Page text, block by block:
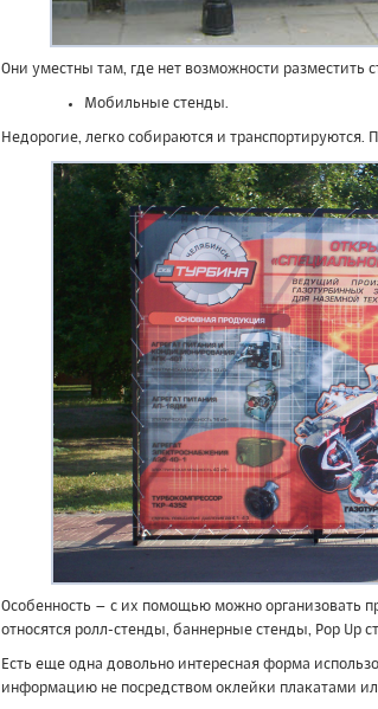
Они уместны там, где нет возможности разместить
Мобильные стенды.
Недорогие, легко собираются и транспортируются.
Особенность – с их помощью можно организовать
относятся ролл-стенды, баннерные стенды, Рор Up
Есть еще одна довольно интересная форма
информацию не посредством оклейки плакатами